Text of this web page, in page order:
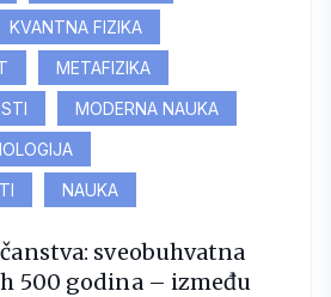
KVANTNA FIZIKA
METAFIZIKA
MODERNA NAUKA
NAUKA
sveobuhvatna
500 godina – između